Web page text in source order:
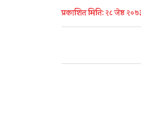
प्रकाशित मिति: २८ जेष्ठ